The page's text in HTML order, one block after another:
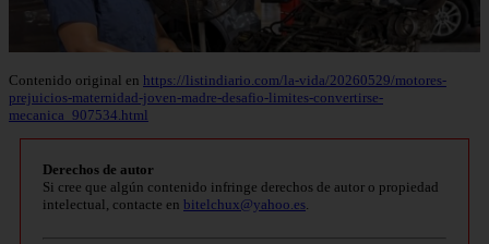
Contenido original en https://listindiario.com/la-vida/20260529/motores-
prejuicios-maternidad-joven-madre-desafio-limites-convertirse-
mecanica_907534.html
Derechos de autor
Si cree que algún contenido infringe derechos de autor o propiedad
intelectual, contacte en bitelchux@yahoo.es